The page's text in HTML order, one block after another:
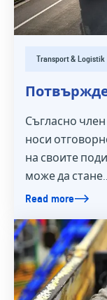
Transport & Logistik
Съгласно член
носи
на своите
може да стане…
Read more